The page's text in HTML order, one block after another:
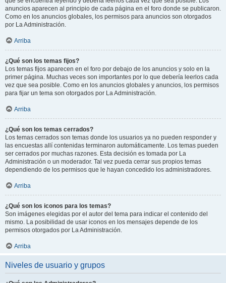
anuncios aparecen al principio de cada página en el foro donde se publicaron.
Como en los anuncios globales, los permisos para anuncios son otorgados
por La Administración.
Arriba
¿Qué son los temas fijos?
Los temas fijos aparecen en el foro por debajo de los anuncios y solo en la
primer página. Muchas veces son importantes por lo que debería leerlos cada
vez que sea posible. Como en los anuncios globales y anuncios, los permisos
para fijar un tema son otorgados por La Administración.
Arriba
¿Qué son los temas cerrados?
Los temas cerrados son temas donde los usuarios ya no pueden responder y
las encuestas allí contenidas terminaron automáticamente. Los temas pueden
ser cerrados por muchas razones. Esta decisión es tomada por La
Administración o un moderador. Tal vez pueda cerrar sus propios temas
dependiendo de los permisos que le hayan concedido los administradores.
Arriba
¿Qué son los iconos para los temas?
Son imágenes elegidas por el autor del tema para indicar el contenido del
mismo. La posibilidad de usar iconos en los mensajes depende de los
permisos otorgados por La Administración.
Arriba
Niveles de usuario y grupos